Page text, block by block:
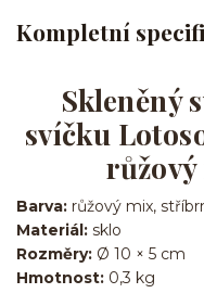
Kompletní
Skleněný
svíčku
Barva: růžový mix,
Materiál: sklo
Rozměry: Ø 10 × 5 cm
Hmotnost: 0,3 kg